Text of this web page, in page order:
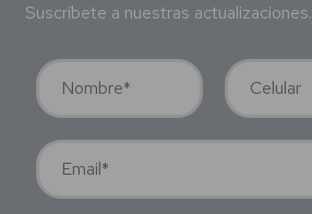
Suscríbete a nuestras actualizaciones.